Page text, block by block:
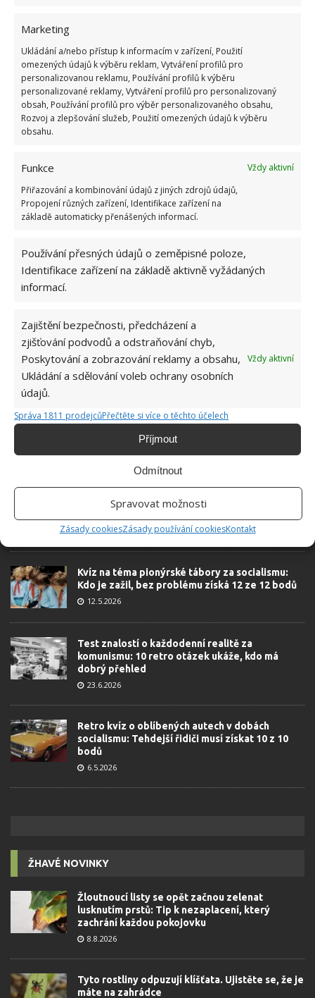
Marketing
Ukládání a/nebo přístup k informacím v zařízení, Použití
omezených údajů k výběru reklam, Vytváření profilů pro
personalizovanou reklamu, Používání profilů k výběru
personalizované reklamy, Vytváření profilů pro personalizovaný
obsah, Používání profilů pro výběr personalizovaného obsahu,
Rozvoj a zlepšování služeb, Použití omezených údajů k výběru
obsahu.
Funkce
Vždy aktivní
Přiřazování a kombinování údajů z jiných zdrojů údajů,
Propojení různých zařízení, Identifikace zařízení na
základě automaticky přenášených informací.
Používání přesných údajů o zeměpisné poloze,
Identifikace zařízení na základě aktivně vyžádaných
informací.
Zajištění bezpečnosti, předcházení a
zjišťování podvodů a odstraňování chyb,
Poskytování a zobrazování reklamy a obsahu,
Ukládání a sdělování voleb ochrany osobních
údajů.
Vždy aktivní
Správa 1811 prodejcůPřečtěte si více o těchto účelech
Příjmout
Odmítnout
Spravovat možnosti
Zásady cookiesZásady používání cookiesKontakt
Jiří Kolář
Absolvent České zemědělské
velkým kutilem. V podstatě vše, co je
možné najít v j...[Více o autorovi]
Pokuta až 10 000 Kč hrozí za nesprávné sekání i
nesekání trávy. Záleží i na prostředku a lokaci
1.6.2026
Kvíz na téma pionýrské tábory za socialismu:
Kdo je zažil, bez problému získá 12 ze 12 bodů
12.5.2026
Test znalostí o každodenní realitě za
komunismu: 10 retro otázek ukáže, kdo má
dobrý přehled
23.6.2026
Retro kvíz o oblíbených autech v dobách
socialismu: Tehdejší řidiči musí získat 10 z 10
bodů
6.5.2026
ŽHAVÉ NOVINKY
Žloutnoucí listy se opět začnou zelenat
lusknutím prstů: Tip k nezaplacení, který
zachrání každou pokojovku
8.8.2026
Tyto rostliny odpuzují klíšťata. Ujistěte se, že je
máte na zahrádce